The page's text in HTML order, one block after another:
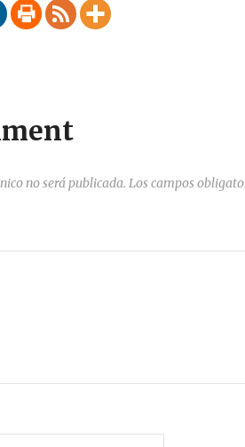
no será publicada. Los campos